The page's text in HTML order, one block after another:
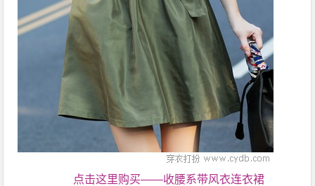
点击这里购买——收腰系带风衣连衣裙